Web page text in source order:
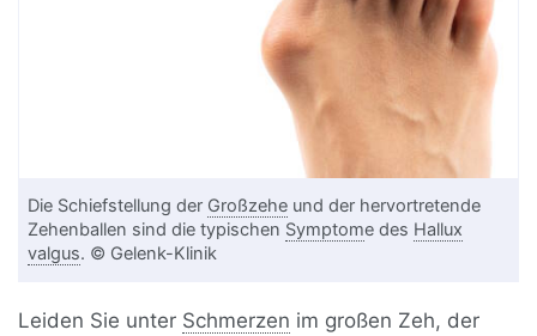
Die Schiefstellung der Großzehe und der hervortretende
Zehenballen sind die typischen Symptome des Hallux
valgus. © Gelenk-Klinik
Leiden Sie unter Schmerzen im großen Zeh, der